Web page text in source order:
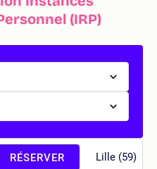
(IRP)
Lille (59)
RÉSERVER